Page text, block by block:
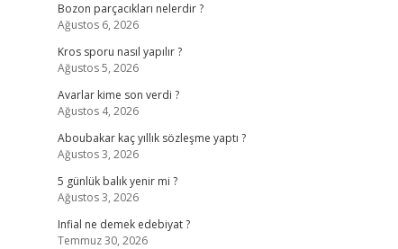
Bozon parçacıkları nelerdir ?
Ağustos 6, 2026
Kros sporu nasıl yapılır ?
Ağustos 5, 2026
Avarlar kime son verdi ?
Ağustos 4, 2026
Aboubakar kaç yıllık sözleşme yaptı ?
Ağustos 3, 2026
5 günlük balık yenir mi ?
Ağustos 3, 2026
Infial ne demek edebiyat ?
Temmuz 30, 2026